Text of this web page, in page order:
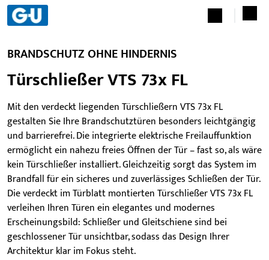
BRANDSCHUTZ OHNE HINDERNIS
Türschließer VTS 73x FL
Mit den verdeckt liegenden Türschließern VTS 73x FL
gestalten Sie Ihre Brandschutztüren besonders leichtgängig
und barrierefrei. Die integrierte elektrische Freilauffunktion
ermöglicht ein nahezu freies Öffnen der Tür – fast so, als wäre
kein Türschließer installiert. Gleichzeitig sorgt das System im
Brandfall für ein sicheres und zuverlässiges Schließen der Tür.
Die verdeckt im Türblatt montierten Türschließer VTS 73x FL
verleihen Ihren Türen ein elegantes und modernes
Erscheinungsbild: Schließer und Gleitschiene sind bei
geschlossener Tür unsichtbar, sodass das Design Ihrer
Architektur klar im Fokus steht.